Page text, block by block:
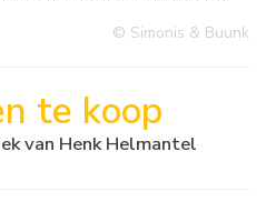
© Simonis & Buunk
te koop
van Henk Helmantel